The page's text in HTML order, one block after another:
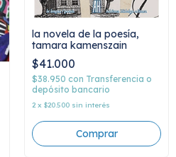
la novela de la poesía,
tamara kamenszain
$41.000
$38.950 con Transferencia o
depósito bancario
2 x $20.500 sin interés